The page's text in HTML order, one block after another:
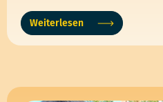
Tipps für tolle Texte erhalten!
Weiterlesen